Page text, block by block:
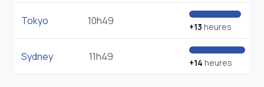
Tokyo 10h49 +13heures
Sydney 11h49 +14heures